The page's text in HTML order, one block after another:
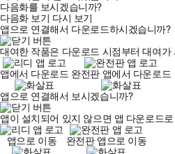
다음화를 보시겠습니까?
다음화 보기 다시 보기
앱으로 연결해서 다운로드하시겠습니까?
대여한 작품은 다운로드 시점부터 대여가
앱에서 다운로드 완전판 앱에서 다운로드
앱으로 연결해서 보시겠습니까?
앱이 설치되어 있지 않으면 앱 다운로드
앱으로 이동
완전판 앱으로 이동